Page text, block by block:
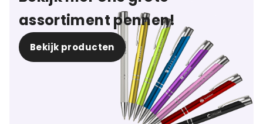
assortiment pennen!
Bekijk producten